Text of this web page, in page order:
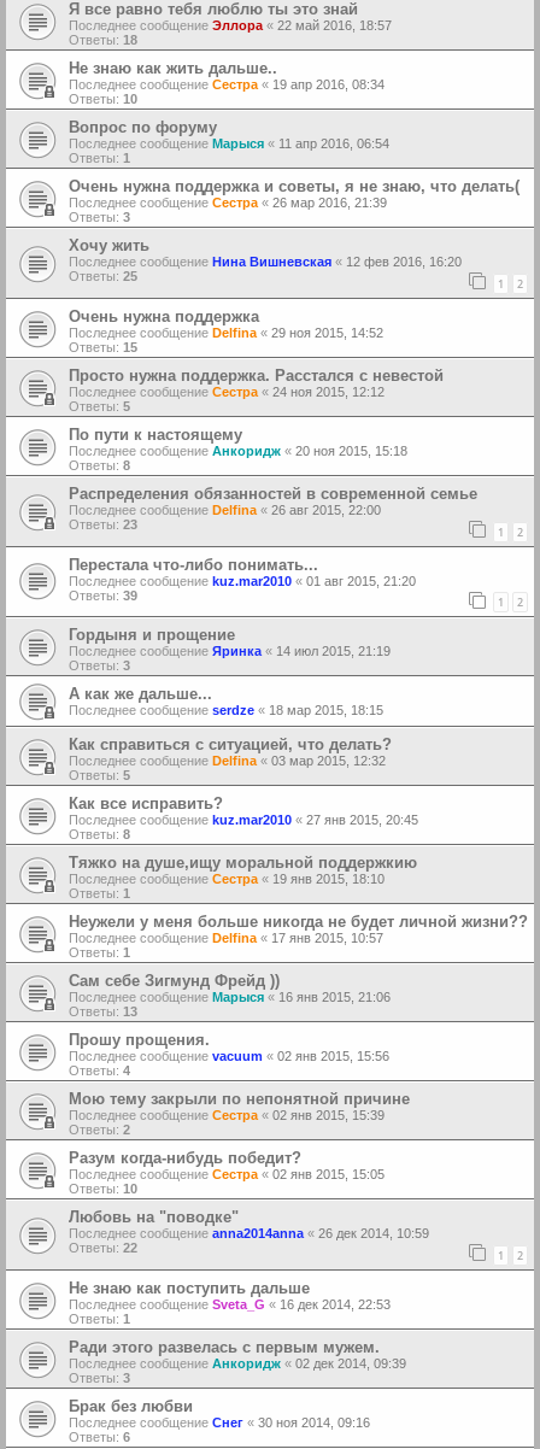
Я все равно тебя люблю ты это знай
Последнее сообщение Эллора « 22 май 2016, 18:57
Ответы: 18
Не знаю как жить дальше..
Последнее сообщение Сестра « 19 апр 2016, 08:34
Ответы: 10
Вопрос по форуму
Последнее сообщение Марыся « 11 апр 2016, 06:54
Ответы: 1
Очень нужна поддержка и советы, я не знаю, что делать(
Последнее сообщение Сестра « 26 мар 2016, 21:39
Ответы: 3
Хочу жить
Последнее сообщение Нина Вишневская « 12 фев 2016, 16:20
Ответы: 25 1 2
Очень нужна поддержка
Последнее сообщение Delfina « 29 ноя 2015, 14:52
Ответы: 15
Просто нужна поддержка. Расстался с невестой
Последнее сообщение Сестра « 24 ноя 2015, 12:12
Ответы: 5
По пути к настоящему
Последнее сообщение Анкоридж « 20 ноя 2015, 15:18
Ответы: 8
Распределения обязанностей в современной семье
Последнее сообщение Delfina « 26 авг 2015, 22:00
Ответы: 23 1 2
Перестала что-либо понимать...
Последнее сообщение kuz.mar2010 « 01 авг 2015, 21:20
Ответы: 39 1 2
Гордыня и прощение
Последнее сообщение Яринка « 14 июл 2015, 21:19
Ответы: 3
А как же дальше...
Последнее сообщение serdze « 18 мар 2015, 18:15
Как справиться с ситуацией, что делать?
Последнее сообщение Delfina « 03 мар 2015, 12:32
Ответы: 5
Как все исправить?
Последнее сообщение kuz.mar2010 « 27 янв 2015, 20:45
Ответы: 8
Тяжко на душе,ищу моральной поддержкию
Последнее сообщение Сестра « 19 янв 2015, 18:10
Ответы: 1
Неужели у меня больше никогда не будет личной жизни??
Последнее сообщение Delfina « 17 янв 2015, 10:57
Ответы: 1
Сам себе Зигмунд Фрейд ))
Последнее сообщение Марыся « 16 янв 2015, 21:06
Ответы: 13
Прошу прощения.
Последнее сообщение vacuum « 02 янв 2015, 15:56
Ответы: 4
Мою тему закрыли по непонятной причине
Последнее сообщение Сестра « 02 янв 2015, 15:39
Ответы: 2
Разум когда-нибудь победит?
Последнее сообщение Сестра « 02 янв 2015, 15:05
Ответы: 10
Любовь на "поводке"
Последнее сообщение anna2014anna « 26 дек 2014, 10:59
Ответы: 22 1 2
Не знаю как поступить дальше
Последнее сообщение Sveta_G « 16 дек 2014, 22:53
Ответы: 1
Ради этого развелась с первым мужем.
Последнее сообщение Анкоридж « 02 дек 2014, 09:39
Ответы: 3
Брак без любви
Последнее сообщение Снег « 30 ноя 2014, 09:16
Ответы: 6